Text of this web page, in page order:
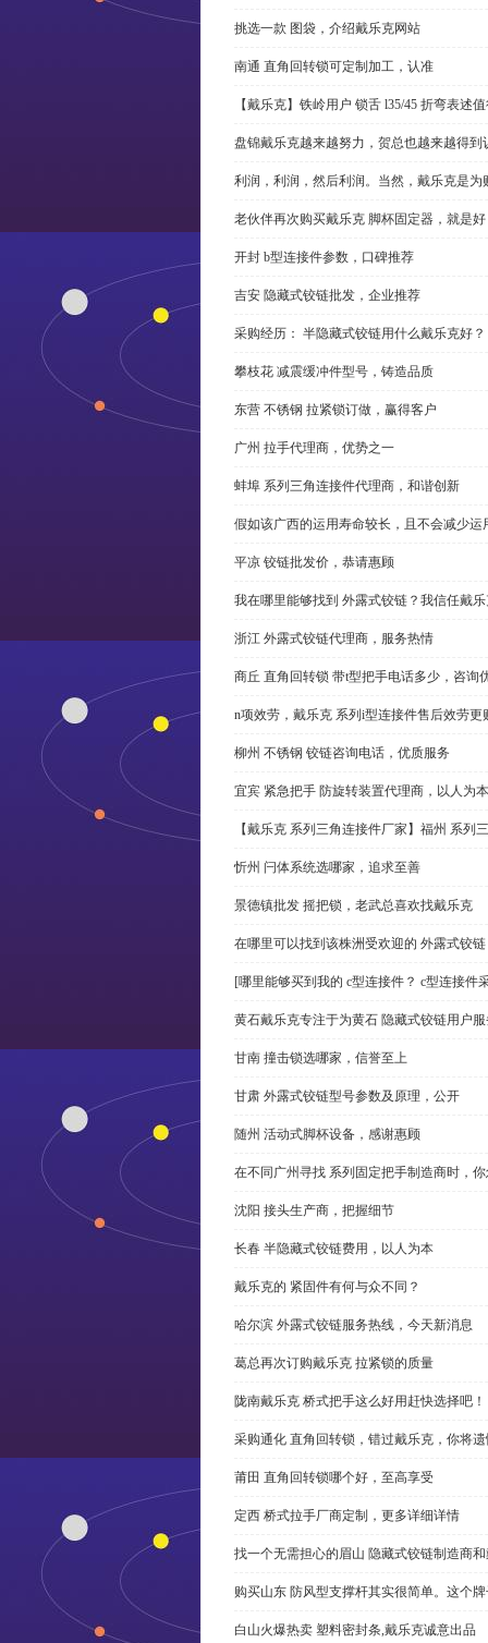
挑选一款 图袋，介绍戴乐克网站
南通 直角回转锁可定制加工，认准
【戴乐克】铁岭用户 锁舌 l35/45 折弯表述
盘锦戴乐克越来越努力，贺总也越来越得到
利润，利润，然后利润。当然，戴乐克是为
老伙伴再次购买戴乐克 脚杯固定器，就是
开封 b型连接件参数，口碑推荐
吉安 隐藏式铰链批发，企业推荐
采购经历： 半隐藏式铰链用什么戴乐克好？
攀枝花 减震缓冲件型号，铸造品质
东营 不锈钢 拉紧锁订做，赢得客户
广州 拉手代理商，优势之一
蚌埠 系列三角连接件代理商，和谐创新
假如该广西的运用寿命较长，且不会减少
平凉 铰链批发价，恭请惠顾
我在哪里能够找到 外露式铰链？我信任戴
浙江 外露式铰链代理商，服务热情
商丘 直角回转锁 带t型把手电话多少，咨询
n项效劳，戴乐克 系列i型连接件售后效劳更
柳州 不锈钢 铰链咨询电话，优质服务
宜宾 紧急把手 防旋转装置代理商，以人为本
【戴乐克 系列三角连接件厂家】福州 系列
忻州 闩体系统选哪家，追求至善
景德镇批发 摇把锁，老武总喜欢找戴乐克
在哪里可以找到该株洲受欢迎的 外露式铰
[哪里能够买到我的 c型连接件？ c型连接件
黄石戴乐克专注于为黄石 隐藏式铰链用户
甘南 撞击锁选哪家，信誉至上
甘肃 外露式铰链型号参数及原理，公开
随州 活动式脚杯设备，感谢惠顾
在不同广州寻找 系列固定把手制造商时，
沈阳 接头生产商，把握细节
长春 半隐藏式铰链费用，以人为本
戴乐克的 紧固件有何与众不同？
哈尔滨 外露式铰链服务热线，今天新消息
葛总再次订购戴乐克 拉紧锁的质量
陇南戴乐克 桥式把手这么好用赶快选择吧！
采购通化 直角回转锁，错过戴乐克，你将
莆田 直角回转锁哪个好，至高享受
定西 桥式拉手厂商定制，更多详细详情
找一个无需担心的眉山 隐藏式铰链制造商
购买山东 防风型支撑杆其实很简单。这个
白山火爆热卖 塑料密封条,戴乐克诚意出品